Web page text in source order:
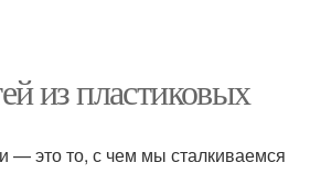
из пластиковых
— это то, с чем мы сталкиваемся